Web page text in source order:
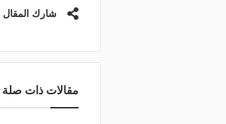
شارك المقال
مقالات ذات صلة